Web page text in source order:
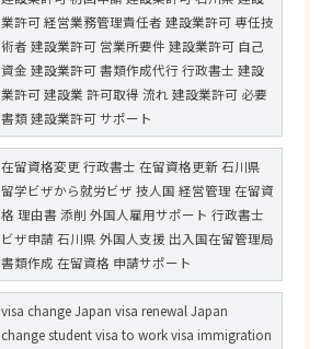
業許可 経営業務管理責任者 建設業許可 専任技
術者 建設業許可 営業所要件 建設業許可 自己
資金 建設業許可 書類作成代行 行政書士 建設
業許可 建設業 許可取得 流れ 建設業許可 必要
書類 建設業許可 サポート
在留資格変更 行政書士 在留資格更新 石川県
留学ビザから就労ビザ 技人国 経営管理 在留資
格 理由書 添削 外国人雇用サポート 行政書士
ビザ申請 石川県 外国人支援 出入国在留管理局
書類作成 在留資格 申請サポート
visa change Japan visa renewal Japan
change student visa to work visa immigration